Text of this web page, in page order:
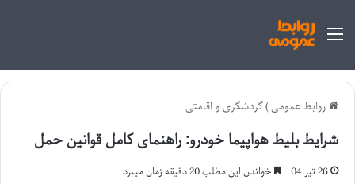
منو
روابط عمومی)گردشگری و اقامتی
شرایط بلیط هواپیما خودرو: راهنمای کامل قوانین حمل
26 تیر 04 خواندن این مطلب 20 دقیقه زمان میبرد